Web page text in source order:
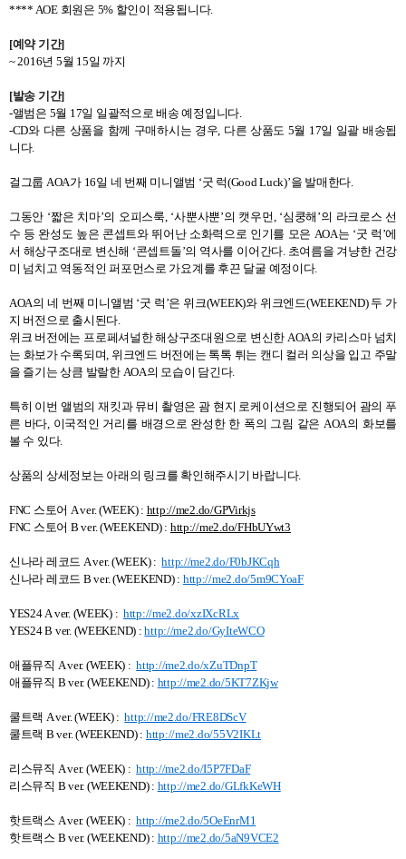
**** AOE 회원은 5% 할인이 적용됩니다.
[예약 기간]
~ 2016년 5월 15일 까지
[발송 기간]
-앨범은 5월 17일 일괄적으로 배송 예정입니다.
-CD와 다른 상품을 함께 구매하시는 경우, 다른 상품도 5월 17일 일괄 배송됩
니다.
걸그룹 AOA가16일 네 번째 미니앨범 ‘굿 럭(Good Luck)’을 발매한다.
그동안 ‘짧은 치마’의 오피스룩, ‘사뿐사뿐’의 캣우먼, ‘심쿵해 ’의 라크로스 선
수 등 완성도 높은 콘셉트와 뛰어난 소화력으로 인기를 모은 AOA는 ‘굿 럭 ’에
서 해상구조대로 변신해 ‘콘셉트돌’의 역사를 이어간다. 초여름을 겨냥한 건강
미 넘치고 역동적인 퍼포먼스로 가요계를 후끈 달굴 예정이다.
AOA의 네 번째 미니앨범 ‘굿 럭 ’은 위크(WEEK)와 위크엔드(WEEKEND) 두 가
지 버전으로 출시된다.
위크 버전에는 프로페셔널한 해상구조대원으로 변신한 AOA의 카리스마 넘치
는 화보가 수록되며, 위크엔드 버전에는 톡톡 튀는 캔디 컬러 의상을 입고 주말
을 즐기는 상큼 발랄한AOA의 모습이 담긴다.
특히 이번 앨범의 재킷과 뮤비 촬영은 괌 현지 로케이션으로 진행되어 괌의 푸
른 바다, 이국적인 거리를 배경으로 완성한 한 폭의 그림 같은 AOA의 화보를
볼 수 있다.
상품의 상세정보는 아래의 링크를 확인해주시기 바랍니다.
FNC 스토어 A ver. (WEEK) : http://me2.do/GPVirkjs
FNC 스토어 B ver. (WEEKEND) : http://me2.do/FHbUYwt3
신나라 레코드 A ver. (WEEK) :http://me2.do/F0bJKCqh
신나라 레코드 B ver. (WEEKEND) : http://me2.do/5m9CYoaF
YES24 A ver. (WEEK) : http://me2.do/xzIXcRLx
YES24 B ver. (WEEKEND) :http://me2.do/GyIteWCO
애플뮤직 A ver. (WEEK) :http://me2.do/xZuTDnpT
애플뮤직 B ver. (WEEKEND) : http://me2.do/5KT7ZKjw
쿨트랙 A ver. (WEEK) :http://me2.do/FRE8DScV
쿨트랙 B ver. (WEEKEND) : http://me2.do/55V2IKLt
리스뮤직 A ver. (WEEK) :http://me2.do/I5P7FDaF
리스뮤직 B ver. (WEEKEND) : http://me2.do/GLfkKeWH
핫트랙스 A ver. (WEEK) :http://me2.do/5OeEnrM1
핫트랙스 B ver. (WEEKEND): http://me2.do/5aN9VCE2